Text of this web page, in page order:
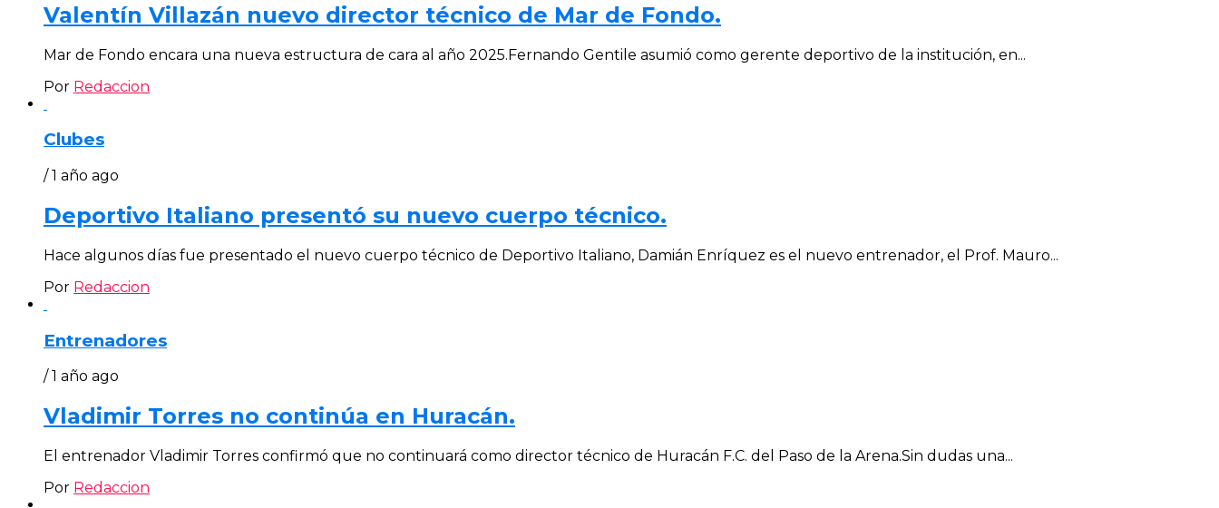
Valentín Villazán nuevo director técnico de Mar de Fondo.
Mar de Fondo encara una nueva estructura de cara al año 2025.Fernando Gentile asumió como gerente deportivo de la institución, en...
Por Redaccion
Clubes
/ 1 año ago
Deportivo Italiano presentó su nuevo cuerpo técnico.
Hace algunos días fue presentado el nuevo cuerpo técnico de Deportivo Italiano, Damián Enríquez es el nuevo entrenador, el Prof. Mauro...
Por Redaccion
Entrenadores
/ 1 año ago
Vladimir Torres no continúa en Huracán.
El entrenador Vladimir Torres confirmó que no continuará como director técnico de Huracán F.C. del Paso de la Arena.Sin dudas una...
Por Redaccion